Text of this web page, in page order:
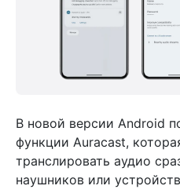
В новой версии Android
функции Auracast,
транслировать аудио
наушников или